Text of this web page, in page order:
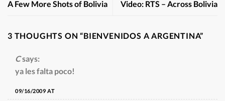
A Few More Shots of Bolivia Video: RTS – Across Bolivia
3 THOUGHTS ON “BIENVENIDOS A ARGENTINA”
Csays:
ya les falta poco!
09/16/2009 AT